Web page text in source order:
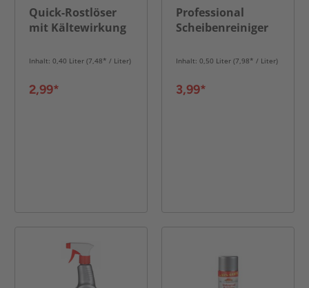
Quick-Rostlöser
mit Kältewirkung
Inhalt: 0,40 Liter (7,48* / Liter)
2,99*
Professional
Scheibenreiniger
Inhalt: 0,50 Liter (7,98* / Liter)
3,99*